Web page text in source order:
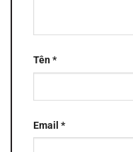
Tên*
Email *